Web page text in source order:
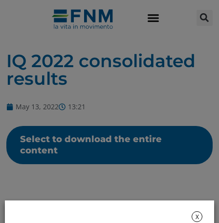
IQ 2022 consolidated
results
May 13, 2022 13:21
Select to download the entire
content
X